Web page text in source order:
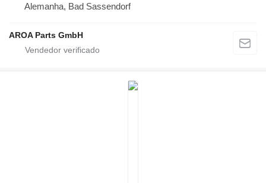
Alemanha, Bad Sassendorf
AROA Parts GmbH